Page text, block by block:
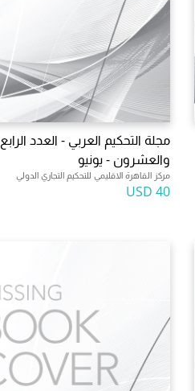
مجلة التحكيم العربي - العدد الرابع
والعشرون - يونيو
مركز القاهرة الاقليمي للتحكيم التجاري الدولي
40 USD